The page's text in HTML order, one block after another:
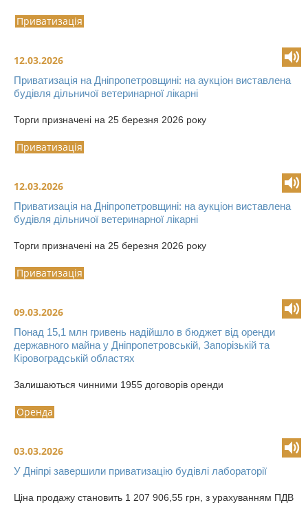
Приватизація
12.03.2026
Приватизація на Дніпропетровщині: на аукціон виставлена
будівля дільничої ветеринарної лікарні
Торги призначені на 25 березня 2026 року
Приватизація
12.03.2026
Приватизація на Дніпропетровщині: на аукціон виставлена
будівля дільничої ветеринарної лікарні
Торги призначені на 25 березня 2026 року
Приватизація
09.03.2026
Понад 15,1 млн гривень надійшло в бюджет від оренди
державного майна у Дніпропетровській, Запорізькій та
Кіровоградській областях
Залишаються чинними 1955 договорів оренди
Оренда
03.03.2026
У Дніпрі завершили приватизацію будівлі лабораторії
Ціна продажу становить 1 207 906,55 грн, з урахуванням ПДВ